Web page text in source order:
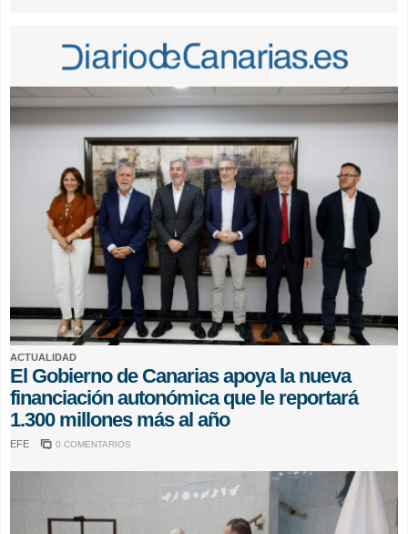
ACTUALIDAD
El Gobierno de Canarias apoya la nueva
financiación autonómica que le reportará
1.300 millones más al año
EFE 0 COMENTARIOS